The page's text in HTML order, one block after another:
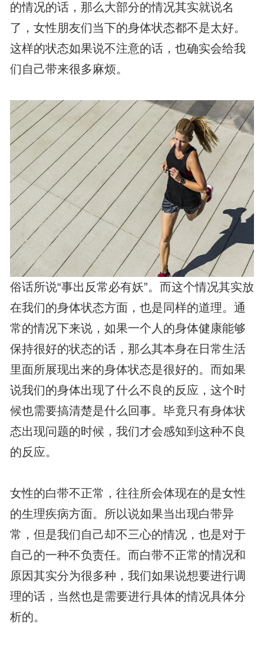
的情况的话，那么大部分的情况其实就说名
了，女性朋友们当下的身体状态都不是太好。
这样的状态如果说不注意的话，也确实会给我
们自己带来很多麻烦。
俗话所说“事出反常必有妖”。而这个情况其实放
在我们的身体状态方面，也是同样的道理。通
常的情况下来说，如果一个人的身体健康能够
保持很好的状态的话，那么其本身在日常生活
里面所展现出来的身体状态是很好的。而如果
说我们的身体出现了什么不良的反应，这个时
候也需要搞清楚是什么回事。毕竟只有身体状
态出现问题的时候，我们才会感知到这种不良
的反应。
女性的白带不正常，往往所会体现在的是女性
的生理疾病方面。所以说如果当出现白带异
常，但是我们自己却不三心的情况，也是对于
自己的一种不负责任。而白带不正常的情况和
原因其实分为很多种，我们如果说想要进行调
理的话，当然也是需要进行具体的情况具体分
析的。